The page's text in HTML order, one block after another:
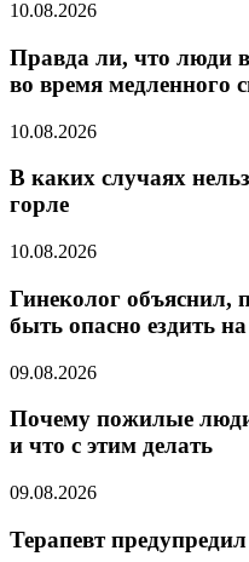
10.08.2026
Правда ли, что люди
во время медленного
10.08.2026
В каких случаях
горле
10.08.2026
Гинеколог объяснил,
быть опасно ездить
09.08.2026
Почему пожилые
и что с этим делать
09.08.2026
Терапевт